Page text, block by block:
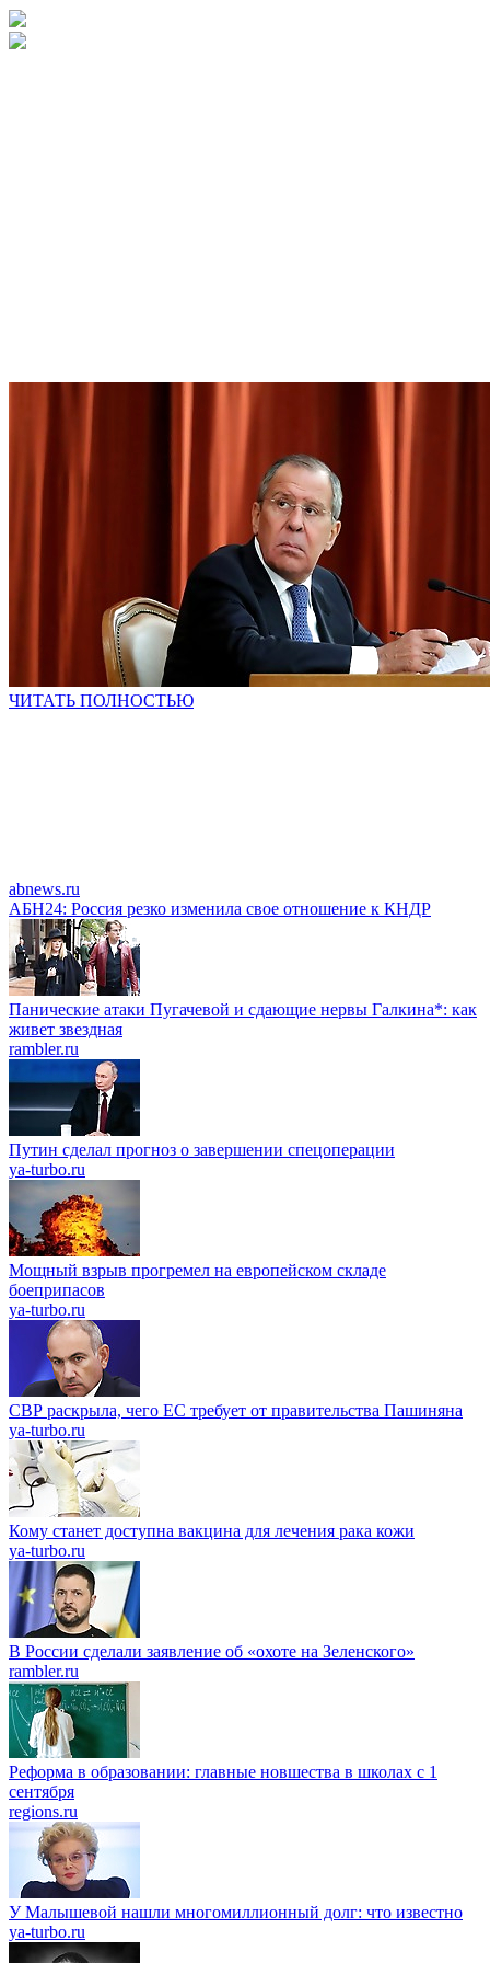
ЧИТАТЬ ПОЛНОСТЬЮ
abnews.ru
АБН24: Россия резко изменила свое отношение к КНДР
Панические атаки Пугачевой и сдающие нервы Галкина*: как
живет звездная
rambler.ru
Путин сделал прогноз о завершении спецоперации
ya-turbo.ru
Мощный взрыв прогремел на европейском складе
боеприпасов
ya-turbo.ru
СВР раскрыла, чего ЕС требует от правительства Пашиняна
ya-turbo.ru
Кому станет доступна вакцина для лечения рака кожи
ya-turbo.ru
В России сделали заявление об «охоте на Зеленского»
rambler.ru
Реформа в образовании: главные новшества в школах с 1
сентября
regions.ru
У Малышевой нашли многомиллионный долг: что известно
ya-turbo.ru